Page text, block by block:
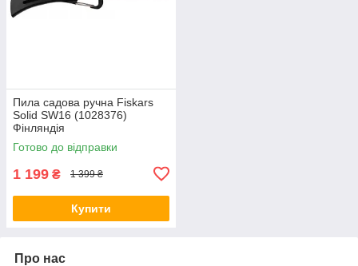
Пила садова ручна Fiskars
Solid SW16 (1028376)
Фінляндія
Готово до відправки
1 199 ₴ 1 399 ₴
Купити
Про нас